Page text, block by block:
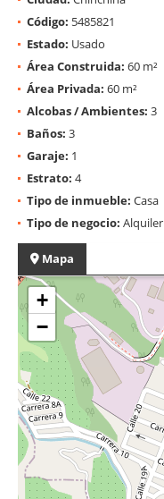
Código: 5485821
Estado: Usado
Área Construida: 60 m²
Área Privada: 60 m²
Alcobas / Ambientes: 3
Baños: 3
Garaje: 1
Estrato: 4
Tipo de inmueble: Casa
Tipo de negocio: Alquiler
Mapa
+
−